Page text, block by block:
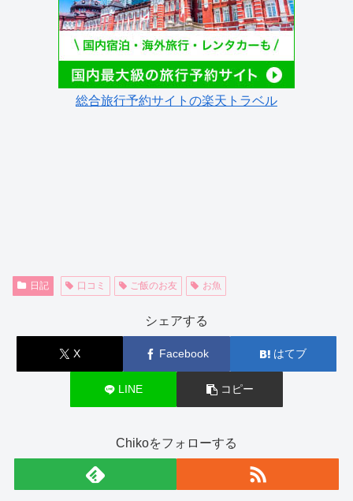
総合旅行予約サイトの楽天トラベル
日記 口コミ ご飯のお友 お魚
シェアする
X Facebook はてブ
LINE コピー
Chikoをフォローする